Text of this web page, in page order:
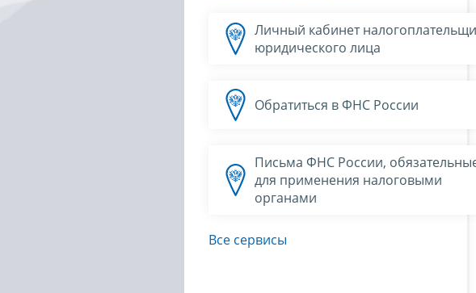
Личный кабинет
юридического лица
Обратиться в ФНС России
Письма ФНС России,
для применения налоговыми
органами
Все сервисы